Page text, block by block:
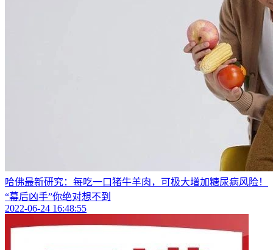
哈佛最新研究：每吃一口猪牛羊肉，可极大增加糖尿病风险！
“幕后凶手”你绝对想不到
2022-06-24 16:48:55